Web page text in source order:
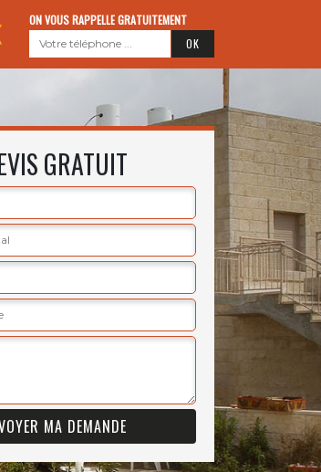
ON VOUS RAPPELLE GRATUITEMENT
GRATUIT